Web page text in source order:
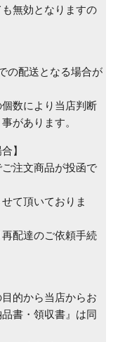
無効となりますの
の配送となる場合が
数により当店判断
があります。
】
注文商品が投函で
て頂いておりま
配達のご依頼手続
的から当店からお
書・領収書』は同